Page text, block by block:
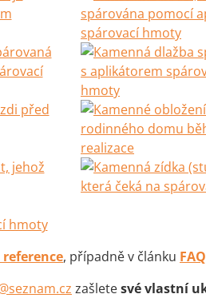
reference, případně v článku
zašletesvé vlastní